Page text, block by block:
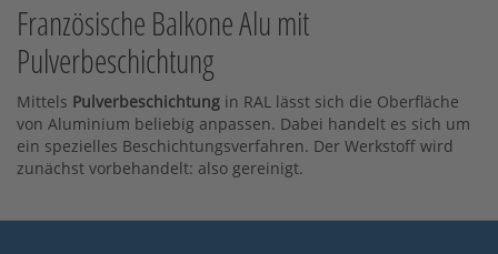
Französische Balkone Alu mit
Pulverbeschichtung
Mittels Pulverbeschichtung in RAL lässt sich die Oberfläche
von Aluminium beliebig anpassen. Dabei handelt es sich um
ein spezielles Beschichtungsverfahren. Der Werkstoff wird
zunächst vorbehandelt: also gereinigt.